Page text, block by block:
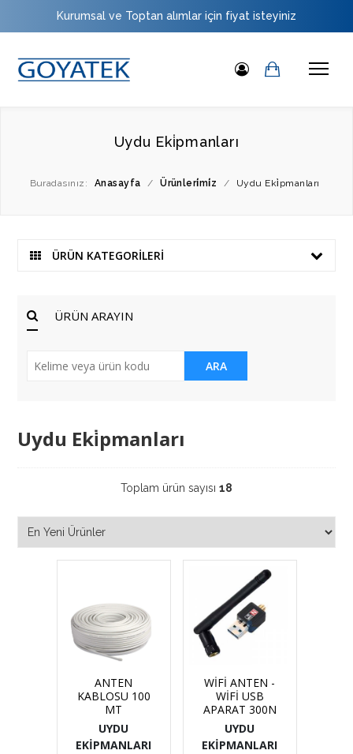
Kurumsal ve Toptan alımlar için fiyat isteyiniz
Uydu Eki̇pmanları
Buradasınız: Anasayfa / Ürünleri̇mi̇z / Uydu Eki̇pmanları
ÜRÜN KATEGORİLERİ
ÜRÜN ARAYIN
ARA
Uydu Eki̇pmanları
Toplam ürün sayısı 18
ANTEN
KABLOSU 100
MT
UYDU
EKİPMANLARI
WİFİ ANTEN -
WİFİ USB
APARAT 300N
UYDU
EKİPMANLARI